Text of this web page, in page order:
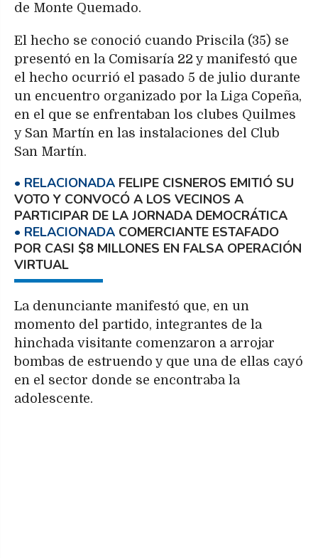
de Monte Quemado.
El hecho se conoció cuando Priscila (35) se
presentó en la Comisaría 22 y manifestó que
el hecho ocurrió el pasado 5 de julio durante
un encuentro organizado por la Liga Copeña,
en el que se enfrentaban los clubes Quilmes
y San Martín en las instalaciones del Club
San Martín.
FELIPE CISNEROS EMITIÓ SU
VOTO Y CONVOCÓ A LOS VECINOS A
PARTICIPAR DE LA JORNADA DEMOCRÁTICA
COMERCIANTE ESTAFADO
POR CASI $8 MILLONES EN FALSA OPERACIÓN
VIRTUAL
La denunciante manifestó que, en un
momento del partido, integrantes de la
hinchada visitante comenzaron a arrojar
bombas de estruendo y que una de ellas cayó
en el sector donde se encontraba la
adolescente.